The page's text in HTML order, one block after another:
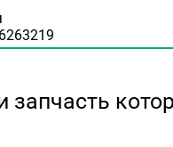
запчасть